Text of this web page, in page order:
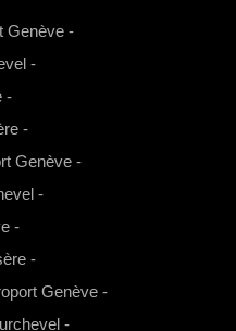
Genève -
-
-
-
Genève -
-
-
-
Genève -
-